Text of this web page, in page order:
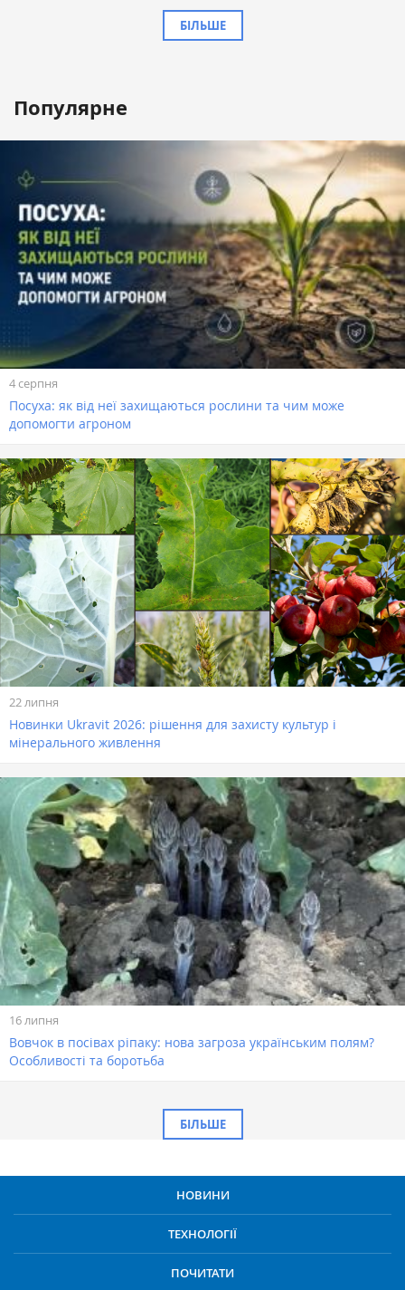
БІЛЬШЕ
Популярне
4 серпня
Посуха: як від неї захищаються рослини та чим може
допомогти агроном
22 липня
Новинки Ukravit 2026: рішення для захисту культур і
мінерального живлення
16 липня
Вовчок в посівах ріпаку: нова загроза українським полям?
Особливості та боротьба
БІЛЬШЕ
НОВИНИ
ТЕХНОЛОГІЇ
ПОЧИТАТИ